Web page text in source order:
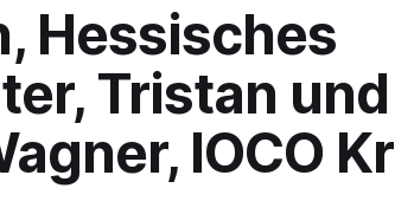
Hessisches
Tristan
IOCO